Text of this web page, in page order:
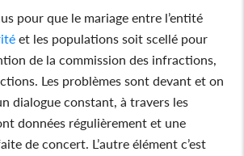
pour que le mariage entre l’entité
et les populations soit scellé pour
de la commission des infractions,
Les problèmes sont devant et on
dialogue constant, à travers les
données régulièrement et une
de concert. L’autre élément c’est